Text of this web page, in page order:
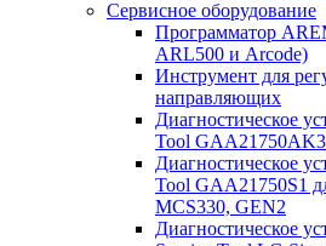
Сервисное оборудование
Программатор
ARL500 и Arcode)
Инструмент для
направляющих
Диагностическое
Tool GAA21750AK3
Диагностическое
Tool GAA21750S1
MCS330, GEN2
Диагностическое